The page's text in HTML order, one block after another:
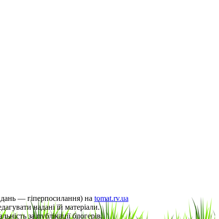
— гіперпосилання) на tomat.rv.ua
надані їй матеріали.
за публікації блогерів.